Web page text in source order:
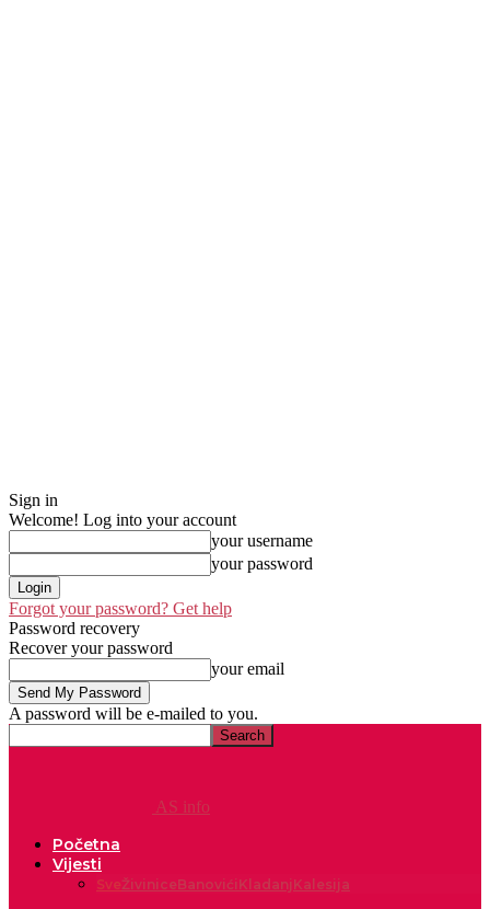
Sign in
Welcome! Log into your account
your username
your password
Forgot your password? Get help
Password recovery
Recover your password
your email
A password will be e-mailed to you.
AS info
Početna
Vijesti
SveŽiviniceBanovići Kladanj Kalesija